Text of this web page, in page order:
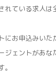
れている求人は
にお申込みいた
ジェントがあな